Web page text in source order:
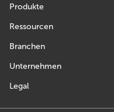
Produkte
Ressourcen
Branchen
Unternehmen
Legal